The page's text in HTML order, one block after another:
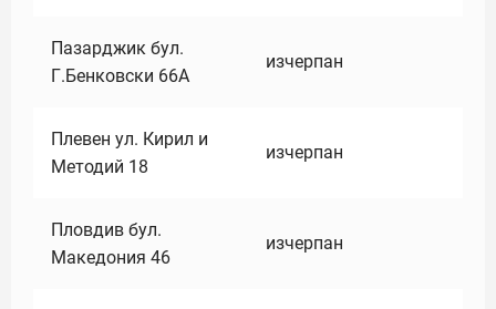
Пазарджик бул.
Г.Бенковски 66А
изчерпан
Плевен ул. Кирил и
Методий 18
изчерпан
Пловдив бул.
Македония 46
изчерпан